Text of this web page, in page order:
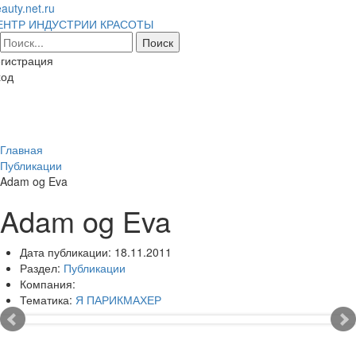
ИНДУСТРИИ КРАСОТЫ
Главная
Публикации
Adam og Eva
Adam og Eva
Дата публикации: 18.11.2011
Раздел: Публикации
Компания:
Тематика: Я ПАРИКМАХЕР